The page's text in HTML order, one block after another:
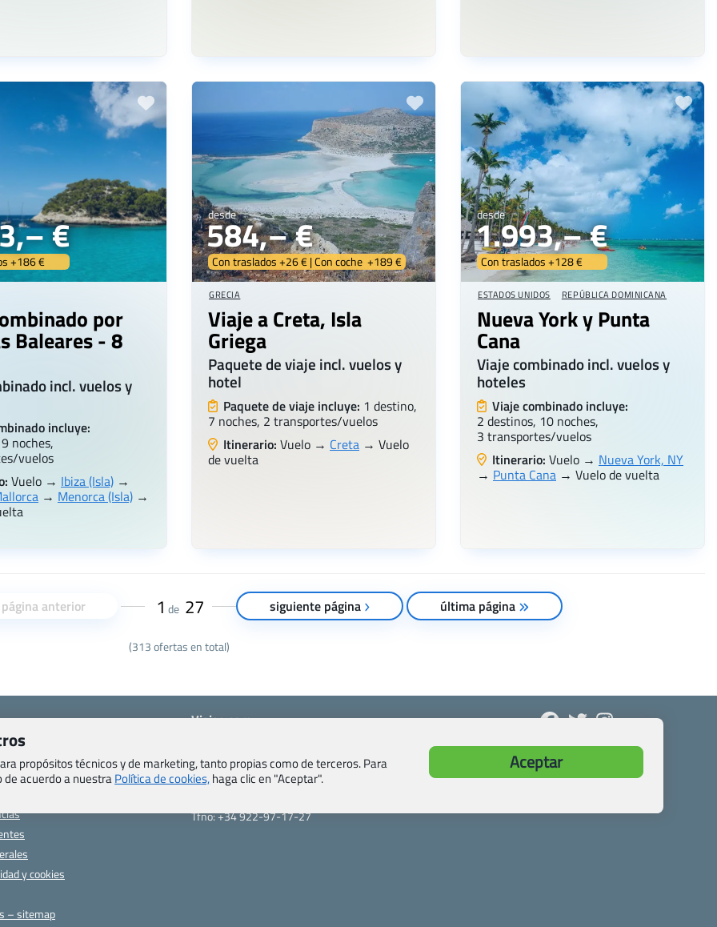
€
+186 €
por
Baleares - 8
incl. vuelos y
incluye:
noches,
vuelos
Vuelo → Ibiza (Isla) →
→ Menorca (Isla) →
desde
584,– €
Con traslados +26 € | Con coche +189 €
GRECIA
Viaje a Creta, Isla
Griega
Paquete de viaje incl. vuelos y
hotel
Paquete de viaje incluye: 1 destino,
7 noches, 2 transportes/vuelos
Itinerario: Vuelo → Creta → Vuelo
de vuelta
desde
1.993,– €
Con traslados +128 €
ESTADOS UNIDOS REPÚBLICA DOMINICANA
Nueva York y Punta
Cana
Viaje combinado incl. vuelos y
hoteles
Viaje combinado incluye:
2 destinos, 10 noches,
3 transportes/vuelos
Itinerario: Vuelo → Nueva York, NY
→ Punta Cana → Vuelo de vuelta
página anterior 1 de 27 siguiente página última página
(313 ofertas en total)
Salud y otras disposiciones
y cookies
– sitemap
Viajes.com
38660 Miraverde – Adeje
Santa Cruz de Tenerife – España
Tfno: +34 922-97-17-27
propósitos técnicos y de marketing, tanto propias como de terceros. Para
acuerdo a nuestraPolítica de cookies,haga clic en "Aceptar".
Aceptar